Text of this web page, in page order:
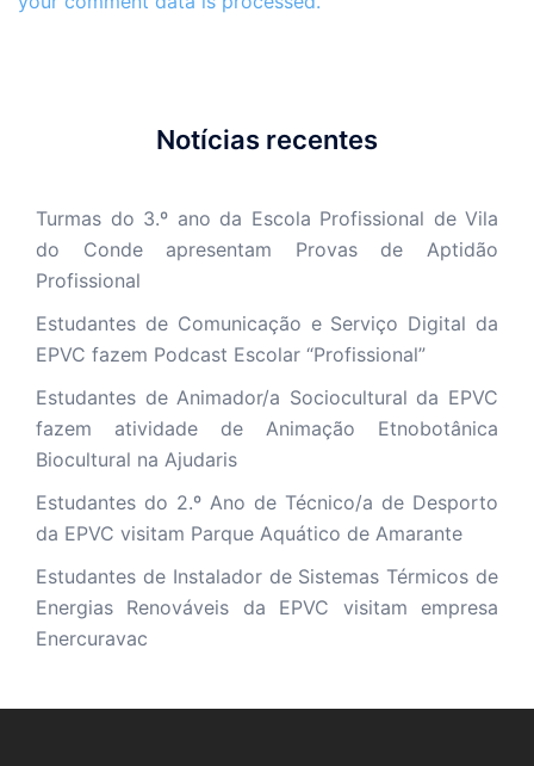
Notícias recentes
Turmas do 3.º ano da Escola Profissional de Vila
do Conde apresentam Provas de Aptidão
Profissional
Estudantes de Comunicação e Serviço Digital da
EPVC fazem Podcast Escolar “Profissional”
Estudantes de Animador/a Sociocultural da EPVC
fazem atividade de Animação Etnobotânica
Biocultural na Ajudaris
Estudantes do 2.º Ano de Técnico/a de Desporto
da EPVC visitam Parque Aquático de Amarante
Estudantes de Instalador de Sistemas Térmicos de
Energias Renováveis da EPVC visitam empresa
Enercuravac